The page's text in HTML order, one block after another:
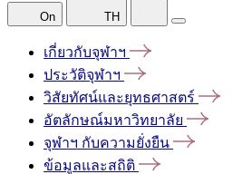
On TH
เกี่ยวกับจุฬาฯ
ประวัติจุฬาฯ
วิสัยทัศน์และยุทธศาสตร์
อัตลักษณ์มหาวิทยาลัย
จุฬาฯ กับความยั่งยืน
ข้อมูลและสถิติ